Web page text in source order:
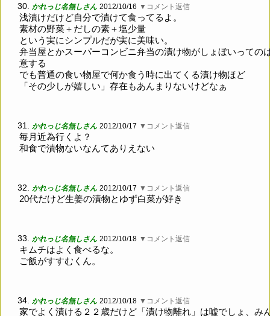
30. かれっじ名無しさん 2012/10/16 ▼コメント返信
浅漬けだけど自分で漬けて食ってるよ。
素材の野菜＋だしの素＋塩少量
という実にシンプルだが実に美味い。
弁当屋とかスーパーコンビニ弁当の漬け物がしょぼいっての
意する
でも普通の食い物屋で何か食う時に出てくる漬け物ほど
「その少しが嬉しい」存在もあんまりないけどなぁ
31. かれっじ名無しさん 2012/10/17 ▼コメント返信
毎月近為行くよ？
和食で漬物ないなんてありえない
32. かれっじ名無しさん 2012/10/17 ▼コメント返信
20代だけど生姜の漬物とゆず白菜が好き
33. かれっじ名無しさん 2012/10/18 ▼コメント返信
キムチはよく食べるな。
ご飯がすすむくん。
34. かれっじ名無しさん 2012/10/18 ▼コメント返信
家でよく漬ける２２歳だけど「漬け物離れ」は嘘でしょ、み